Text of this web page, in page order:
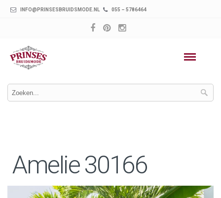
INFO@PRINSESBRUIDSMODE.NL 055 – 5786464
Amelie 30166